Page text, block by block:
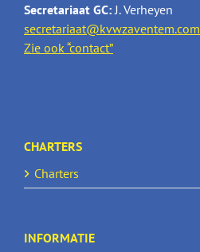
Secretariaat GC: J. Verheyen
secretariaat@kvwzaventem.com
Zie ook “contact”
CHARTERS
Charters
INFORMATIE